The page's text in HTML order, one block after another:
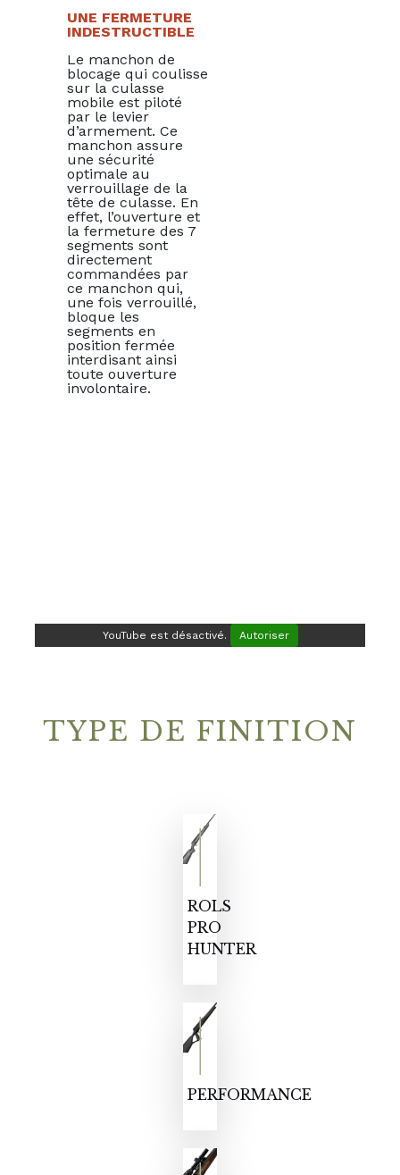
UNE FERMETURE
INDESTRUCTIBLE
Le manchon de
blocage qui coulisse
sur la culasse
mobile est piloté
par le levier
d’armement. Ce
manchon assure
une sécurité
optimale au
verrouillage de la
tête de culasse. En
effet, l’ouverture et
la fermeture des 7
segments sont
directement
commandées par
ce manchon qui,
une fois verrouillé,
bloque les
segments en
position fermée
interdisant ainsi
toute ouverture
involontaire.
YouTube est désactivé. Autoriser
TYPE DE FINITION
ROLS
PRO
HUNTER
PERFORMANCE